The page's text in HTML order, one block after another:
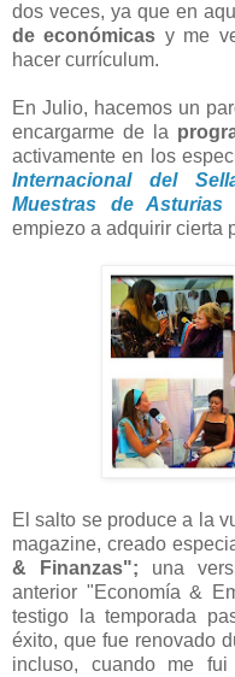
dos veces, ya que en
de económicas y me
hacer currículum.
En Julio, hacemos un
encargarme de la
activamente en los
Internacional del
Muestras de Asturias
empiezo a adquirir cierta
El salto se produce a la
magazine, creado
& Finanzas"; una
anterior "Economía &
testigo la temporada
éxito, que fue renovado
incluso, cuando me